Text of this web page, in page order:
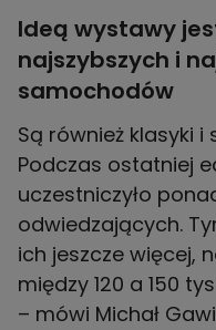
Ideą wystawy
najszybszych i
samochodów
Są również klasyki
Podczas ostatniej
uczestniczyło
odwiedzających.
ich jeszcze więcej,
między 120 a 150
– mówi Michał